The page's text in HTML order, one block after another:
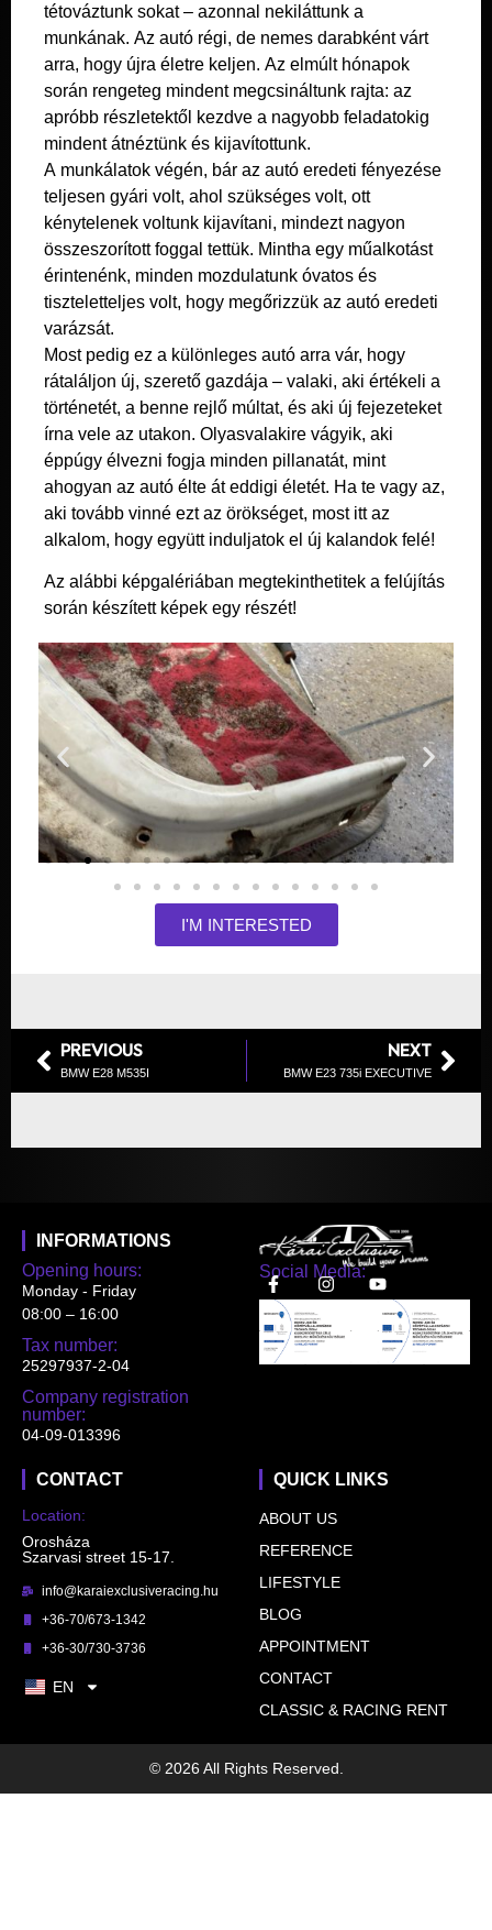
tétováztunk sokat – azonnal nekiláttunk a
munkának. Az autó régi, de nemes darabként várt
arra, hogy újra életre keljen. Az elmúlt hónapok
során rengeteg mindent megcsináltunk rajta: az
apróbb részletektől kezdve a nagyobb feladatokig
mindent átnéztünk és kijavítottunk.
A munkálatok végén, bár az autó eredeti fényezése
teljesen gyári volt, ahol szükséges volt, ott
kénytelenek voltunk kijavítani, mindezt nagyon
összeszorított foggal tettük. Mintha egy műalkotást
érintenénk, minden mozdulatunk óvatos és
tiszteletteljes volt, hogy megőrizzük az autó eredeti
varázsát.
Most pedig ez a különleges autó arra vár, hogy
rátaláljon új, szerető gazdája – valaki, aki értékeli a
történetét, a benne rejlő múltat, és aki új fejezeteket
írna vele az utakon. Olyasvalakire vágyik, aki
éppúgy élvezni fogja minden pillanatát, mint
ahogyan az autó élte át eddigi életét. Ha te vagy az,
aki tovább vinné ezt az örökséget, most itt az
alkalom, hogy együtt induljatok el új kalandok felé!
Az alábbi képgalériában megtekinthetitek a felújítás
során készített képek egy részét!
I'M INTERESTED
PREVIOUS
BMW E28 M535I
NEXT
BMW E23 735i EXECUTIVE
Social Media:
INFORMATIONS
Opening hours:
Monday - Friday
08:00 – 16:00
Tax number:
25297937-2-04
Company registration
number:
04-09-013396
QUICK LINKS
ABOUT US
REFERENCE
LIFESTYLE
BLOG
APPOINTMENT
CONTACT
CLASSIC & RACING RENT
CONTACT
Location:
Orosháza
Szarvasi street 15-17.
info@karaiexclusiveracing.hu
+36-70/673-1342
+36-30/730-3736
EN
© 2026 All Rights Reserved.